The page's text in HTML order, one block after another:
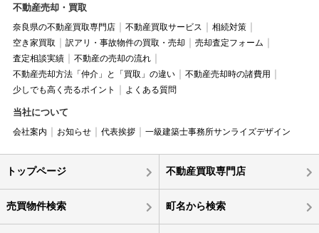
不動産売却・買取
奈良県の不動産買取専門店 不動産買取サービス
相続対策
空き家買取
訳アリ・事故物件の買取・売却
売却査定フォーム
査定相談実績
不動産の売却の流れ
不動産売却方法「仲介」と「買取」の違い
不動産売却時の諸費用
少しでも高く売るポイント
よくある質問
当社について
会社案内 お知らせ 代表挨拶 一級建築士事務所サンライズデザイン
トップページ 不動産買取専門店
売買物件検索 町名から検索